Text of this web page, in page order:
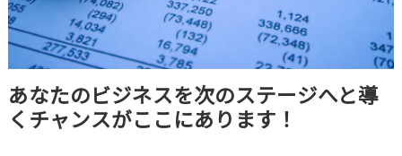
あなたのビジネスを次のステージへと導
くチャンスがここにあります！